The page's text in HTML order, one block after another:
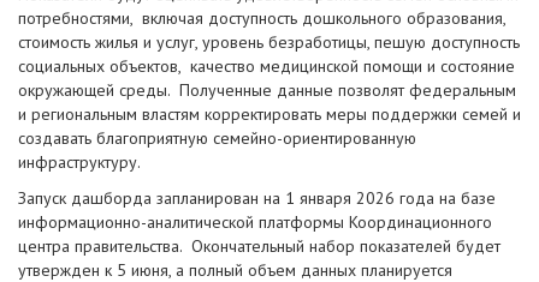
потребностями, включая доступность дошкольного образования,
стоимость жилья и услуг, уровень безработицы, пешую доступность
социальных объектов, качество медицинской помощи и состояние
окружающей среды. Полученные данные позволят федеральным
и региональным властям корректировать меры поддержки семей и
создавать благоприятную семейно-ориентированную
инфраструктуру.
Запуск дашборда запланирован на 1 января 2026 года на базе
информационно-аналитической платформы Координационного
центра правительства. Окончательный набор показателей будет
утвержден к 5 июня, а полный объем данных планируется